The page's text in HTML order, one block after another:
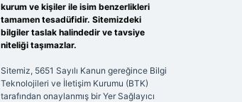
kurum ve kişiler ile isim benzerlikleri
tamamen tesadüfidir. Sitemizdeki
bilgiler taslak halindedir ve tavsiye
niteliği taşımazlar.
Sitemiz, 5651 Sayılı Kanun gereğince Bilgi
Teknolojileri ve İletişim Kurumu (BTK)
tarafından onaylanmış bir Yer Sağlayıcı